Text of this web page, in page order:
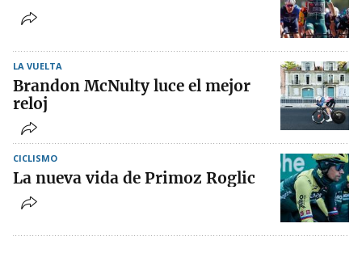
LA VUELTA
Brandon McNulty luce el mejor
reloj
CICLISMO
La nueva vida de Primoz Roglic